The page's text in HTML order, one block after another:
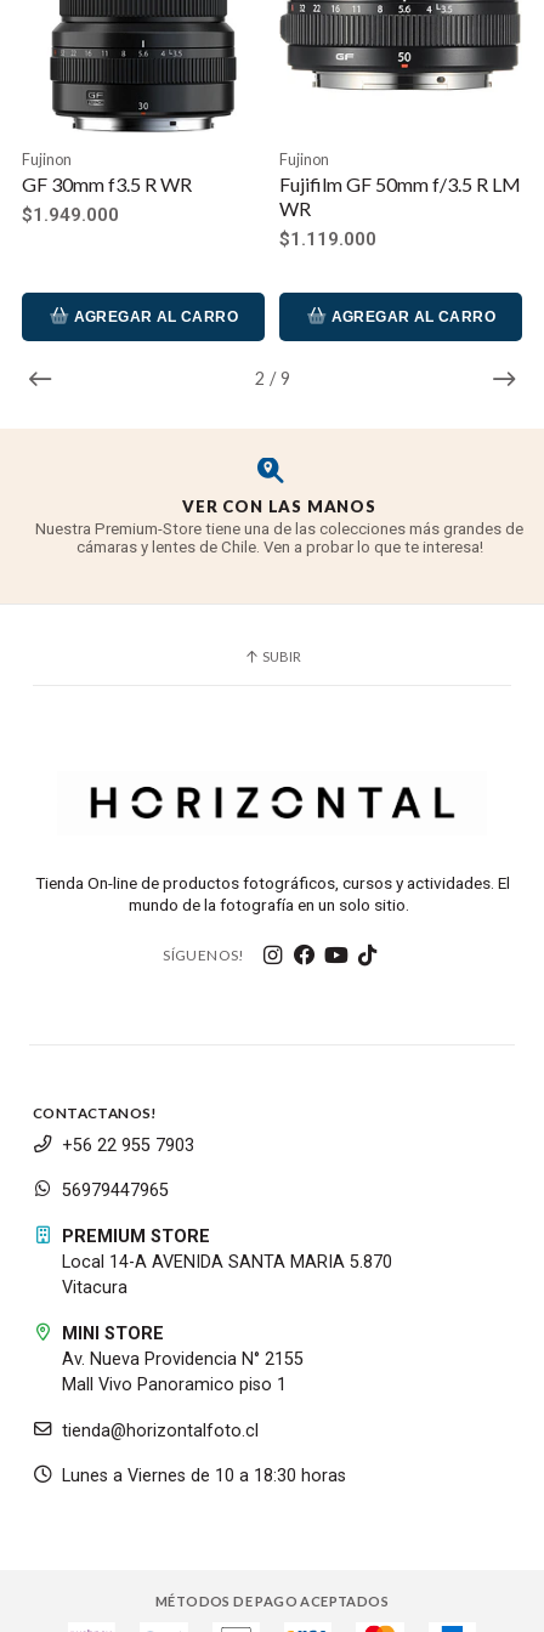
2 / 9
Fujinon
GF 30mm f3.5 R WR
$1.949.000
AGREGAR AL CARRO
Fujinon
Fujifilm GF 50mm f/3.5 R LM
WR
$1.119.000
AGREGAR AL CARRO
VER CON LAS MANOS
Nuestra Premium-Store tiene una de las colecciones más grandes de
cámaras y lentes de Chile. Ven a probar lo que te interesa!
SUBIR
Tienda On-line de productos fotográficos, cursos y actividades. El
mundo de la fotografía en un solo sitio.
SÍGUENOS!
CONTACTANOS!
+56 22 955 7903
56979447965
PREMIUM STORE
Local 14-A AVENIDA SANTA MARIA 5.870
Vitacura
MINI STORE
Av. Nueva Providencia N° 2155
Mall Vivo Panoramico piso 1
tienda@horizontalfoto.cl
Lunes a Viernes de 10 a 18:30 horas
MÉTODOS DE PAGO ACEPTADOS